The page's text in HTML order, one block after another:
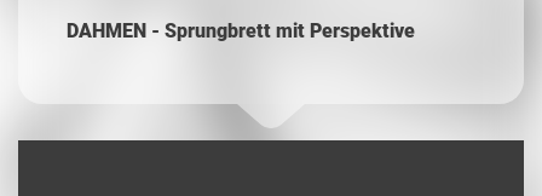
DAHMEN - Sprungbrett mit Perspektive